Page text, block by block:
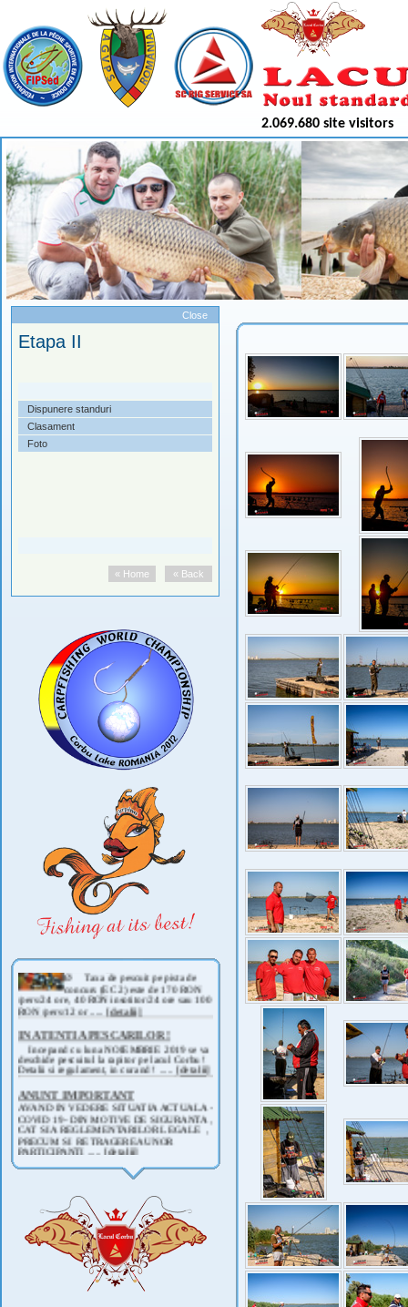
2.069.680 site visitors
Close
Etapa II
Dispunere standuri
Clasament
Foto
« Back
« Home
concurs (EC 2) este de 170 RON
/pers/24 ore, 40 RON insotitor/24 ore sau 100
RON /pers/12 or .....[detalii]
IN ATENTIA PESCARILOR !
Incepand cu luna NOIEMBRIE 2019 se va
deschide pescuitul la rapitor pe lacul Corbu !
Detalii si regulament, in curand ! .....[detalii]
ANUNT IMPORTANT
AVAND IN VEDERE SITUATIA ACTUALA -
COVID 19- DIN MOTIVE DE SIGURANTA ,
CAT SI A REGLEMENTARILOR LEGALE ,
PRECUM SI RETRAGEREA UNOR
PARTICIPANTI .....[detalii]
Va anuntam ca editia 30 a concursului de
septembrie 2021 se reprogrameaza pentru luna
mai 2022 !
Avansul in ..... [detalii]